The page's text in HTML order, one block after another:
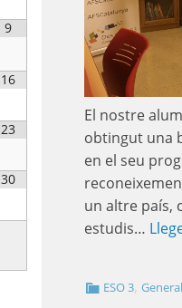
El nostre
obtingut una
en el seu
un altre país,
estudis…
ESO 3,General
9
16
23
30